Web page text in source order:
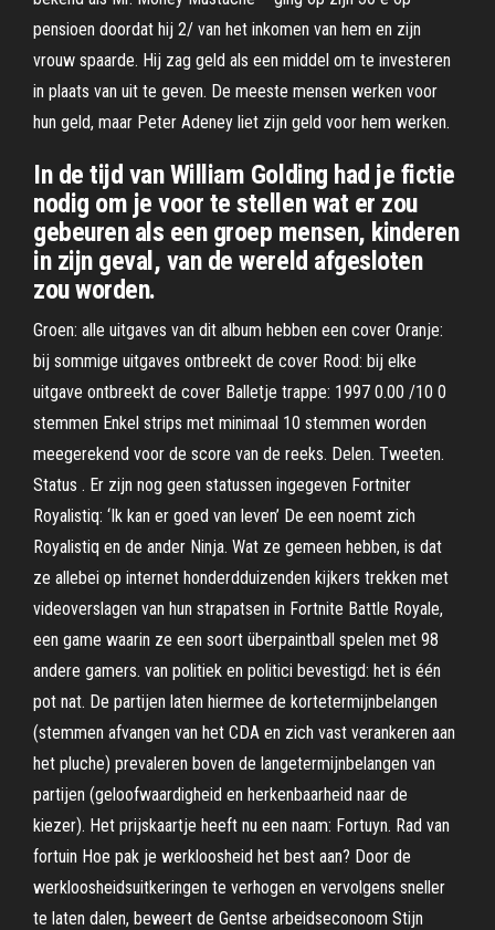
pensioen doordat hij 2/ van het inkomen van hem en zijn
vrouw spaarde. Hij zag geld als een middel om te investeren
in plaats van uit te geven. De meeste mensen werken voor
hun geld, maar Peter Adeney liet zijn geld voor hem werken.
In de tijd van William Golding had je fictie
nodig om je voor te stellen wat er zou
gebeuren als een groep mensen, kinderen
in zijn geval, van de wereld afgesloten
zou worden.
Groen: alle uitgaves van dit album hebben een cover Oranje:
bij sommige uitgaves ontbreekt de cover Rood: bij elke
uitgave ontbreekt de cover Balletje trappe: 1997 0.00 /10 0
stemmen Enkel strips met minimaal 10 stemmen worden
meegerekend voor de score van de reeks. Delen. Tweeten.
Status . Er zijn nog geen statussen ingegeven Fortniter
Royalistiq: ‘Ik kan er goed van leven’ De een noemt zich
Royalistiq en de ander Ninja. Wat ze gemeen hebben, is dat
ze allebei op internet honderdduizenden kijkers trekken met
videoverslagen van hun strapatsen in Fortnite Battle Royale,
een game waarin ze een soort überpaintball spelen met 98
andere gamers. van politiek en politici bevestigd: het is één
pot nat. De partijen laten hiermee de kortetermijnbelangen
(stemmen afvangen van het CDA en zich vast verankeren aan
het pluche) prevaleren boven de langetermijnbelangen van
partijen (geloofwaardigheid en herkenbaarheid naar de
kiezer). Het prijskaartje heeft nu een naam: Fortuyn. Rad van
fortuin Hoe pak je werkloosheid het best aan? Door de
werkloosheidsuitkeringen te verhogen en vervolgens sneller
te laten dalen, beweert de Gentse arbeidseconoom Stijn